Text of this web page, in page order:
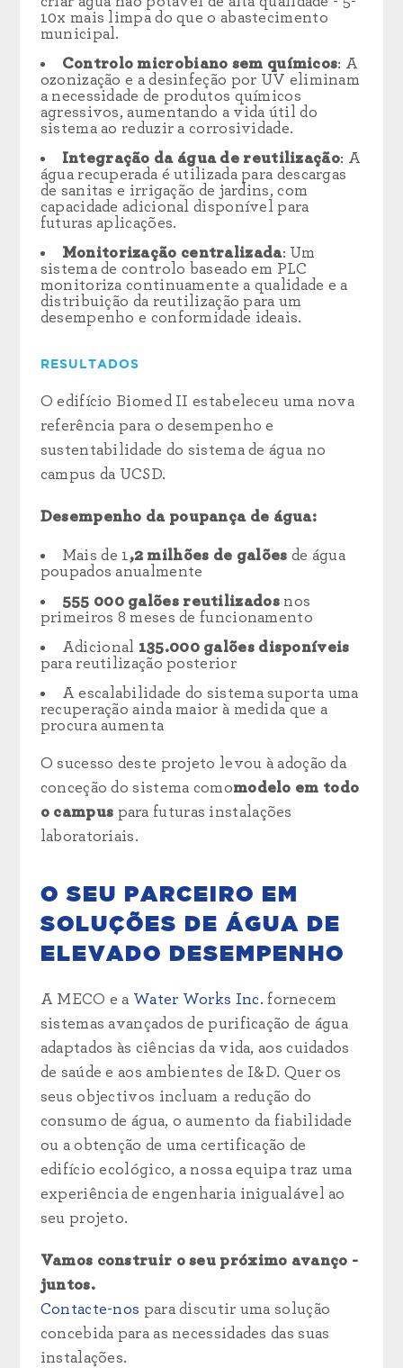
10x mais limpa do que o abastecimento
municipal.
Controlo microbiano sem químicos: A
ozonização e a desinfeção por UV eliminam
a necessidade de produtos químicos
agressivos, aumentando a vida útil do
sistema ao reduzir a corrosividade.
Integração da água de reutilização: A
água recuperada é utilizada para descargas
de sanitas e irrigação de jardins, com
capacidade adicional disponível para
futuras aplicações.
Monitorização centralizada: Um
sistema de controlo baseado em PLC
monitoriza continuamente a qualidade e a
distribuição da reutilização para um
desempenho e conformidade ideais.
RESULTADOS
O edifício Biomed II estabeleceu uma nova
referência para o desempenho e
sustentabilidade do sistema de água no
campus da UCSD.
Desempenho da poupança de água:
Mais de 1,2 milhões de galões de água
poupados anualmente
555 000 galões reutilizados nos
primeiros 8 meses de funcionamento
Adicional 135.000 galões disponíveis
para reutilização posterior
A escalabilidade do sistema suporta uma
recuperação ainda maior à medida que a
procura aumenta
O sucesso deste projeto levou à adoção da
conceção do sistema comomodelo em todo
o campus para futuras instalações
laboratoriais.
O SEU PARCEIRO EM
SOLUÇÕES DE ÁGUA DE
ELEVADO DESEMPENHO
A MECO e a Water Works Inc. fornecem
sistemas avançados de purificação de água
adaptados às ciências da vida, aos cuidados
de saúde e aos ambientes de I&D. Quer os
seus objectivos incluam a redução do
consumo de água, o aumento da fiabilidade
ou a obtenção de uma certificação de
edifício ecológico, a nossa equipa traz uma
experiência de engenharia inigualável ao
seu projeto.
Vamos construir o seu próximo avanço -
juntos.
Contacte-nos para discutir uma solução
concebida para as necessidades das suas
instalações.